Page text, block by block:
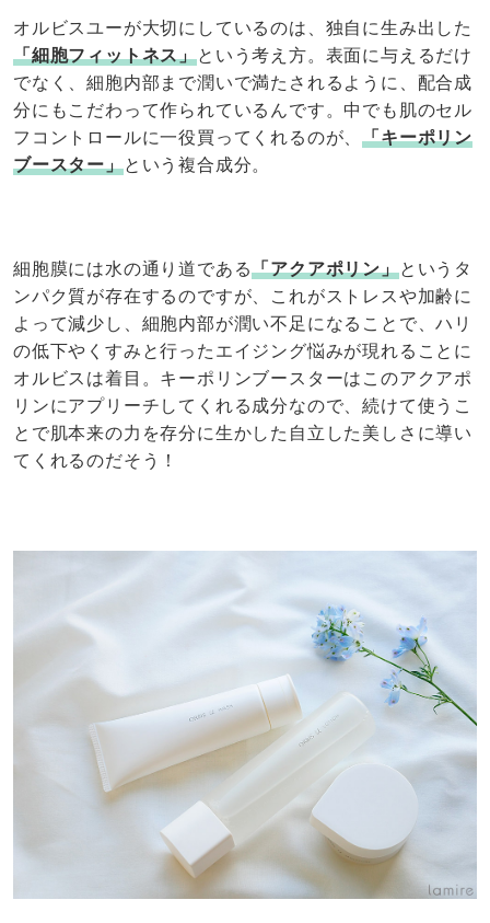
オルビスユーが大切にしているのは、独自に生み出した
「細胞フィットネス」という考え方。表面に与えるだけ
でなく、細胞内部まで潤いで満たされるように、配合成
分にもこだわって作られているんです。中でも肌のセル
フコントロールに一役買ってくれるのが、「キーポリン
ブースター」という複合成分。
細胞膜には水の通り道である「アクアポリン」というタ
ンパク質が存在するのですが、これがストレスや加齢に
よって減少し、細胞内部が潤い不足になることで、ハリ
の低下やくすみと行ったエイジング悩みが現れることに
オルビスは着目。キーポリンブースターはこのアクアポ
リンにアプリーチしてくれる成分なので、続けて使うこ
とで肌本来の力を存分に生かした自立した美しさに導い
てくれるのだそう！